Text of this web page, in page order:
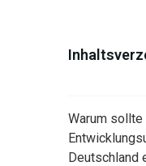
Warum
Deutschland